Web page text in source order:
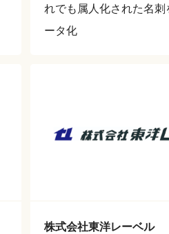
れでも属人化された名
ータ化
株式会社東洋レーベル